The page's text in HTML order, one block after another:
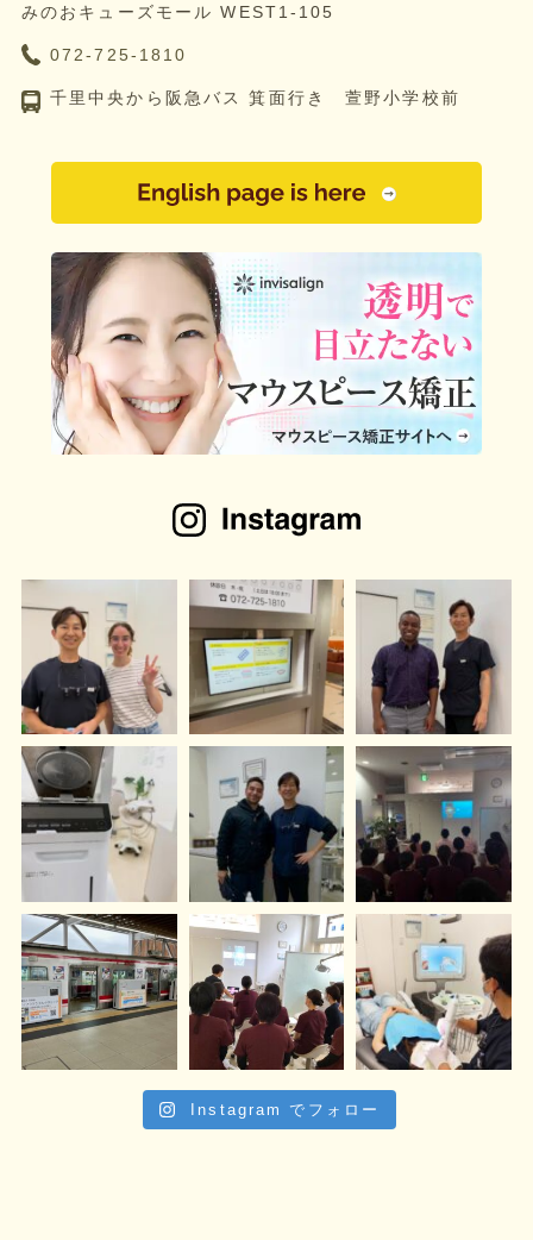
みのおキューズモール WEST1-105
072-725-1810
千里中央から阪急バス 箕面行き 萱野小学校前
Instagram でフォロー